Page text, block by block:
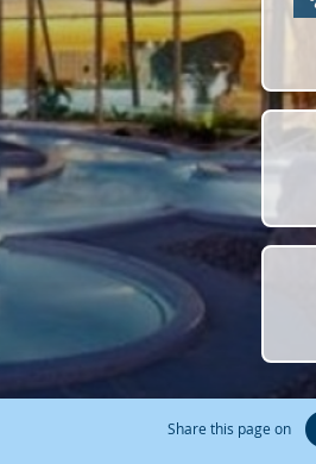
Share this page on